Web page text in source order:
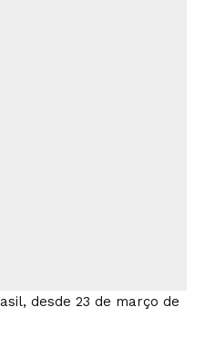
desde 23 de março de